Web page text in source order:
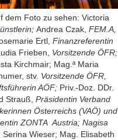
dem Foto zu sehen: Victoria
Andrea Czak, FEM.A,
Ertl, Finanzreferentin
Frieben, Vorsitzende ÖFR;
Kirchmair; Mag.ª Maria
stv. Vorsitzende ÖFR,
AÖF; Priv.-Doz. DDr.
Strauß, Präsidentin Verband
Österreichs (VAÖ) und
ZONTA Austria; Nagisa
Serina Wieser; Mag. Elisabeth